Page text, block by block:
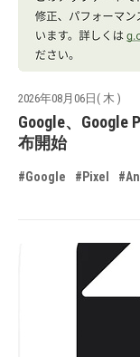
2026年08月06日( 木 )
Google、Google
布開始
#Google #Pixel